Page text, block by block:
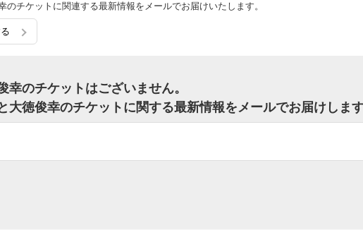
のチケットに関連する最新情報をメールでお届けいたします。
幸のチケットはございません。
大徳俊幸のチケットに関する最新情報をメールでお届けします